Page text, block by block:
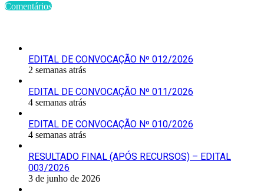
Comentários
EDITAL DE CONVOCAÇÃO Nº 012/2026
2 semanas atrás
EDITAL DE CONVOCAÇÃO Nº 011/2026
4 semanas atrás
EDITAL DE CONVOCAÇÃO Nº 010/2026
4 semanas atrás
RESULTADO FINAL (APÓS RECURSOS) – EDITAL
003/2026
3 de junho de 2026